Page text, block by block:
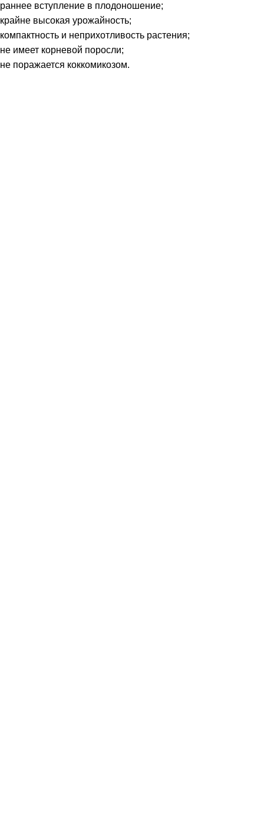
раннее вступление в плодоношение;
крайне высокая урожайность;
компактность и неприхотливость растения;
не имеет корневой поросли;
не поражается коккомикозом.